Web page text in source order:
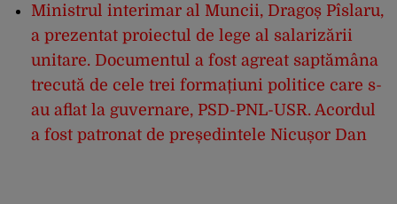
Ministrul interimar al Muncii, Dragoș Pîslaru,
a prezentat proiectul de lege al salarizării
unitare. Documentul a fost agreat saptămâna
trecută de cele trei formațiuni politice care s-
au aflat la guvernare, PSD-PNL-USR. Acordul
a fost patronat de președintele Nicușor Dan